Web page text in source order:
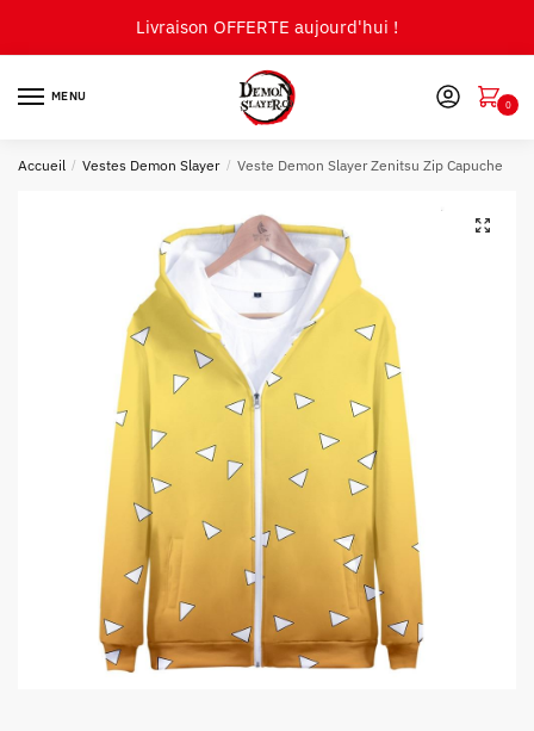
Livraison OFFERTE aujourd'hui !
MENU
0
Accueil / Vestes Demon Slayer / Veste Demon Slayer Zenitsu Zip Capuche
🔍